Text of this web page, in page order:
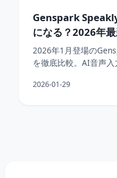
Genspark
になる？2026年
比較
2026年1月登場の
を徹底比較。AI音声
2026-01-29